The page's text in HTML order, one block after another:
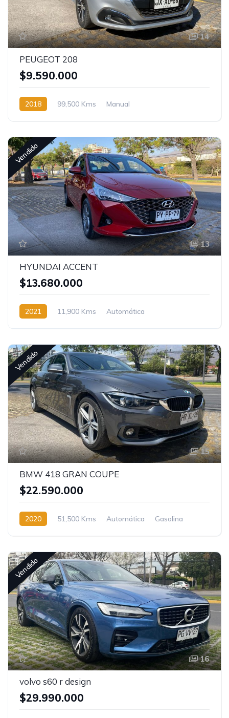
14
PEUGEOT 208
$9.590.000
2018 99,500 Kms Manual
Vendido
13
HYUNDAI ACCENT
$13.680.000
2021 11,900 Kms Automática
Vendido
15
BMW 418 GRAN COUPE
$22.590.000
2020 51,500 Kms Automática Gasolina
Vendido
16
volvo s60 r design
$29.990.000